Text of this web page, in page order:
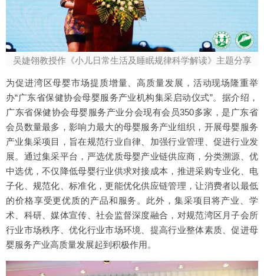
吴婕翎教授作《小儿日常生活及睡眠规律科学解读》主题分享
为促进湾区母婴市场提质增量、高质量发展，活动现场隆重举
办“广东省保健协会母婴服务产业机构集采启动仪式”。据介绍，
广东省保健协会母婴服务产业分会现有会员350多家，是广东省
会员数量最多，影响力最大的母婴服务产业组织，开展母婴服务
产业集采项目，旨在规范行业自律、加强行业管理、促进行业发
展。通过集采平台，严选优质母婴产业链供应商，分类溯源、优
中选优，不仅降低母婴行业供求对接成本，推进采购专业化、电
子化、规范化、标准化，更能优化供应链管理，让消费者以最低
的价格享受更优质的产品和服务。此外，集采项目将产业、学
术、科研、媒体宣传、社会监督深度融合，对规范湾区月子会所
行业市场秩序、优化行业市场环境、提高行业整体素质、促进母
婴服务产业高质量发展起到积极作用。